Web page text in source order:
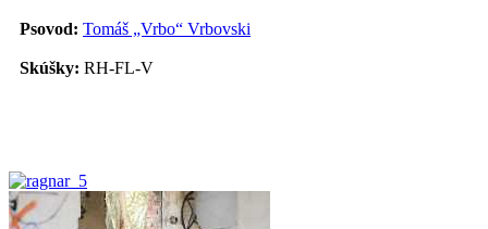
Psovod: Tomáš „Vrbo“ Vrbovski
Skúšky: RH-FL-V